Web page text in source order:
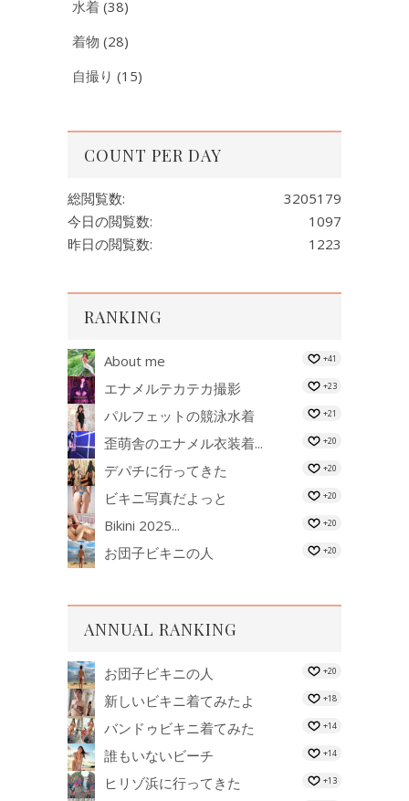
水着 (38)
着物 (28)
自撮り (15)
COUNT PER DAY
3205179
総閲覧数:
1097
今日の閲覧数:
1223
昨日の閲覧数:
RANKING
About me +41
エナメルテカテカ撮影 +23
パルフェットの競泳水着 +21
歪萌舎のエナメル衣装着... +20
デパチに行ってきた +20
ビキニ写真だよっと +20
Bikini 2025... +20
お団子ビキニの人 +20
ANNUAL RANKING
お団子ビキニの人 +20
新しいビキニ着てみたよ +18
バンドゥビキニ着てみた +14
誰もいないビーチ +14
ヒリゾ浜に行ってきた +13